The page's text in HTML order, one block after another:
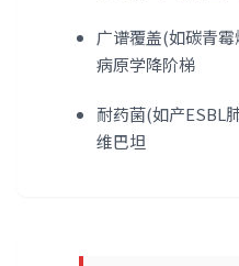
广谱覆盖(如碳青
病原学降阶梯
耐药菌(如产ESBL
维巴坦